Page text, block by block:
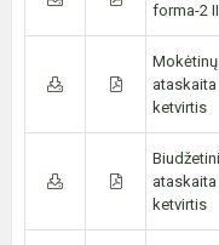
forma-2
ketvirtis
ketvirtis